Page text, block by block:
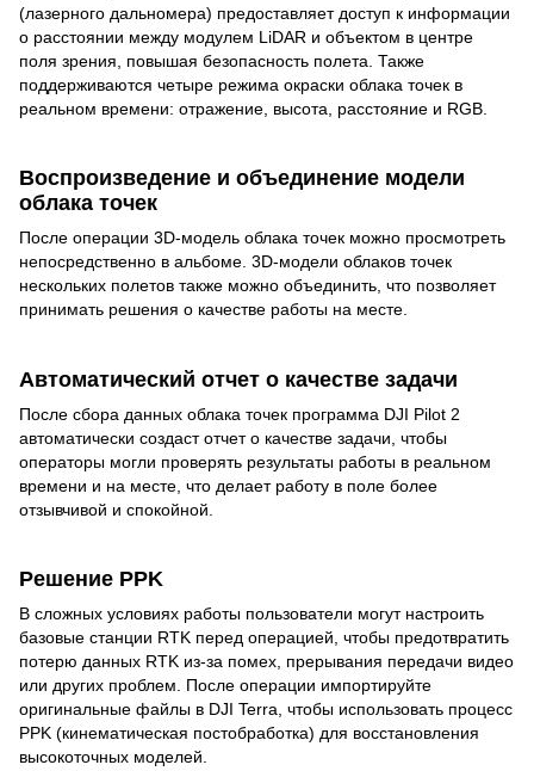
(лазерного дальномера) предоставляет доступ к информации
о расстоянии между модулем LiDAR и объектом в центре
поля зрения, повышая безопасность полета. Также
поддерживаются четыре режима окраски облака точек в
реальном времени: отражение, высота, расстояние и RGB.
Воспроизведение и объединение модели
облака точек
После операции 3D-модель облака точек можно просмотреть
непосредственно в альбоме. 3D-модели облаков точек
нескольких полетов также можно объединить, что позволяет
принимать решения о качестве работы на месте.
Автоматический отчет о качестве задачи
После сбора данных облака точек программа DJI Pilot 2
автоматически создаст отчет о качестве задачи, чтобы
операторы могли проверять результаты работы в реальном
времени и на месте, что делает работу в поле более
отзывчивой и спокойной.
Решение PPK
В сложных условиях работы пользователи могут настроить
базовые станции RTK перед операцией, чтобы предотвратить
потерю данных RTK из-за помех, прерывания передачи видео
или других проблем. После операции импортируйте
оригинальные файлы в DJI Terra, чтобы использовать процесс
PPK (кинематическая постобработка) для восстановления
высокоточных моделей.